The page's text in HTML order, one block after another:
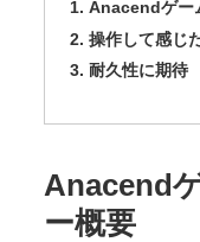
Anacendゲー
操作して感じ
耐久性に期待
Anacend
ー概要